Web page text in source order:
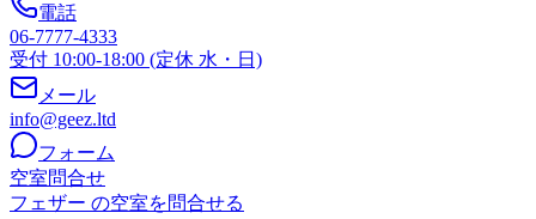
電話
06-7777-4333
受付 10:00-18:00 (定休 水・日)
メール
info@geez.ltd
フォーム
空室問合せ
フェザー の空室を問合せる